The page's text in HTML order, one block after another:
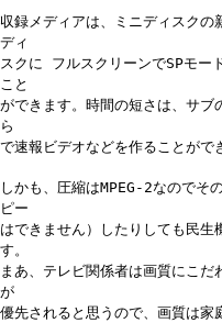
収録メディアは、ミニディスクの
ディ
スクに フルスクリーンでSPモー
こと
ができます。時間の短さは、サブ
ら
で速報ビデオなどを作ることがで
しかも、圧縮はMPEG-2なのでそ
ピー
はできません）したりしても民生
す。
まあ、テレビ関係者は画質にこ
が
優先されると思うので、画質は家